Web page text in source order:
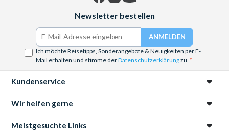
Newsletter bestellen
Ich möchte Reisetipps, Sonderangebote & Neuigkeiten per E-
Mail erhalten und stimme derDatenschutzerklärungzu.
Kundenservice
Wir helfen gerne
Meistgesuchte Links